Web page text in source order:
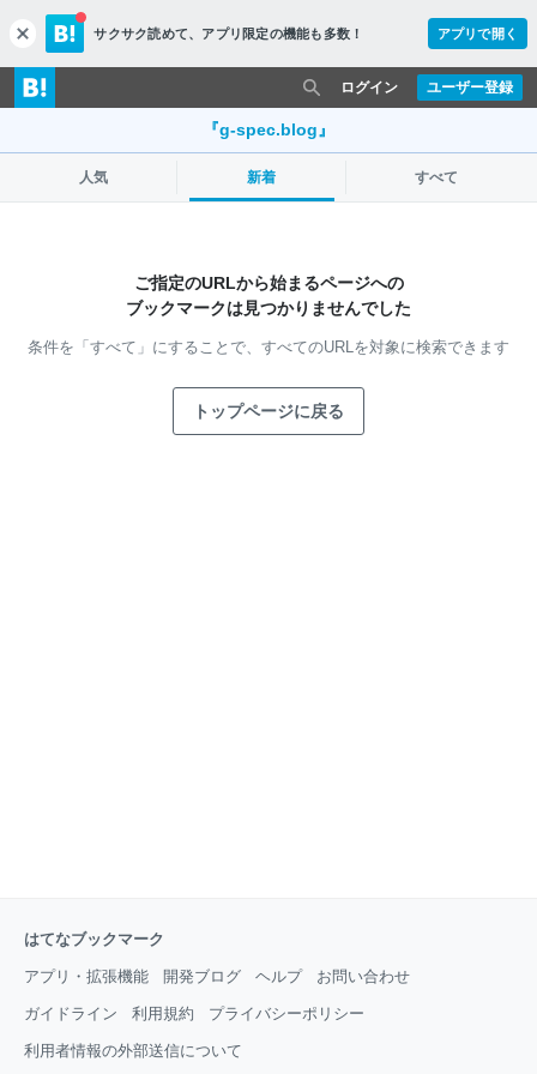
c
l
o
s
サクサク読めて、 アプリ限定の機能も多数！ アプリで開く
ユーザー登録
ログイン
『g-spec.blog』
人気 新着 すべて
ご指定のURLから始まるページへの
ブックマークは見つかりませんでした
条件を「すべて」にすることで、 すべてのURLを対象に検索できます
トップページに戻る
はてなブックマーク
アプリ・拡張機能 開発ブログ ヘルプ お問い合わせ
ガイドライン 利用規約 プライバシーポリシー
利用者情報の外部送信について